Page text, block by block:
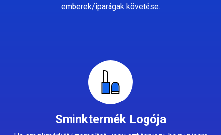
emberek/iparágak követése.
Sminktermék Logója